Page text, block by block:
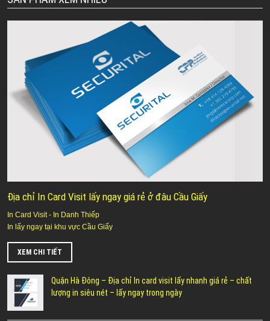
Địa chỉ In Card Visit lấy ngay giá rẻ ở đâu Cầu Giấy
In Card Visit - In Danh Thiếp
In lấy ngay tại khu vực Cầu Giấy
XEM CHI TIẾT
Quận Hà Đông – Địa chỉ In card visit lấy nhanh giá rẻ – chất
lượng in siêu nét – lấy ngay trong ngày